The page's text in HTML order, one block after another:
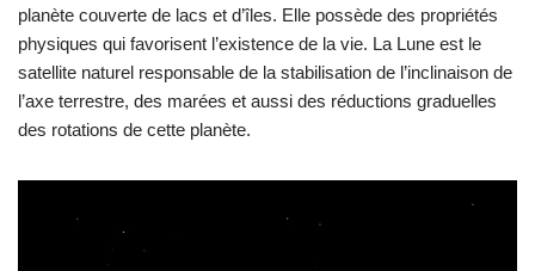
planète couverte de lacs et d’îles. Elle possède des propriétés
physiques qui favorisent l’existence de la vie. La Lune est le
satellite naturel responsable de la stabilisation de l’inclinaison de
l’axe terrestre, des marées et aussi des réductions graduelles
des rotations de cette planète.